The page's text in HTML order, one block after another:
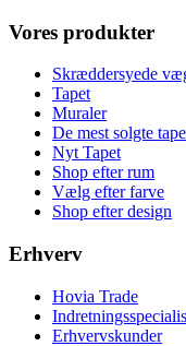
Vores produkter
Skræddersyede
Tapet
Muraler
De mest solgte
Nyt Tapet
Shop efter rum
Vælg efter farve
Shop efter design
Erhverv
Hovia Trade
Erhvervskunder